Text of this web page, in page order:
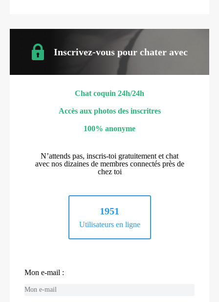
Inscrivez-vous pour chater avec
Chat coquin 24h/24h
Accès aux photos des inscritres
100% anonyme
N’attends pas, inscris-toi gratuitement et chat
avec nos dizaines de membres connectés près de
chez toi
1951
Utilisateurs en ligne
Mon e-mail :